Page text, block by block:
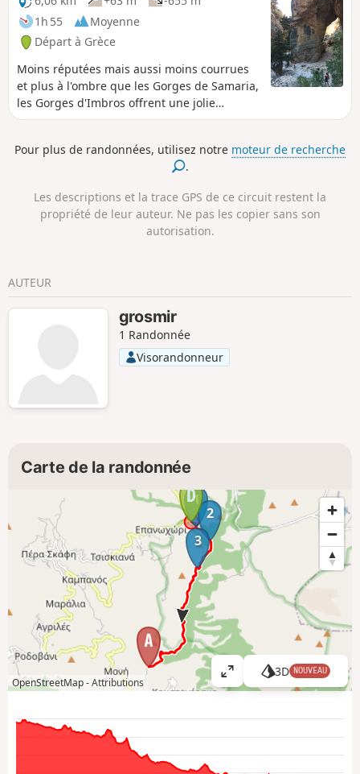
1h 55
Moyenne
Départ à Grèce
Moins réputées mais aussi moins courrues
et plus à l'ombre que les Gorges de Samaria,
les Gorges d'Imbros offrent une jolie
descente presque jusqu'à la Mer de
plein mois d'aout, par une journée assez
chaude et n'avons pas du tout souffert de la
avons été 80% du temps à l'ombre.La
descente nous a pris 2 heures, en prenant
notre temps (photos).La descente est de 10 €
le taxi pour remonter est à 25 € ...
Pour plus de randonnées, utilisez notre moteur de recherche
.
Les descriptions et la trace GPS de ce circuit restent la
propriété de leur auteur. Ne pas les copier sans son
autorisation.
AUTEUR
grosmir
1 Randonnée
Visorandonneur
Carte de la randonnée
1
2
3
OpenStreetMap -Attributions
A
ff
3D NOUVEAU